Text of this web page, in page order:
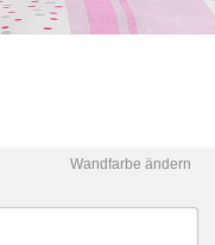
Wandfarbe ändern